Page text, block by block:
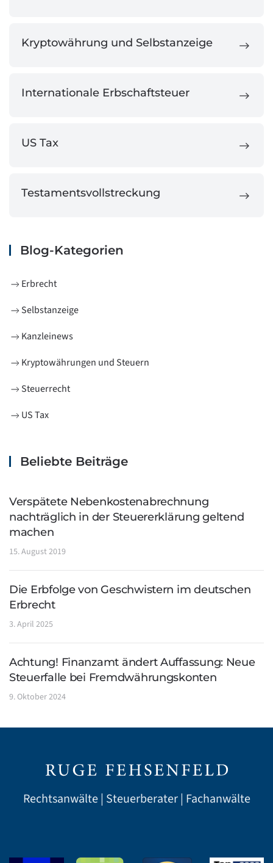
Kryptowährung und Selbstanzeige
Internationale Erbschaftsteuer
US Tax
Testamentsvollstreckung
Blog-Kategorien
Erbrecht
Selbstanzeige
Kanzleinews
Kryptowährungen und Steuern
Steuerrecht
US Tax
Beliebte Beiträge
Verspätete Nebenkostenabrechnung
nachträglich in der Steuererklärung geltend
machen
15. August 2019
Die Erbfolge von Geschwistern im deutschen
Erbrecht
3. April 2025
Achtung! Finanzamt ändert Auffassung: Neue
Steuerfalle bei Fremdwährungskonten
9. Oktober 2024
Rechtsanwälte | Steuerberater | Fachanwälte